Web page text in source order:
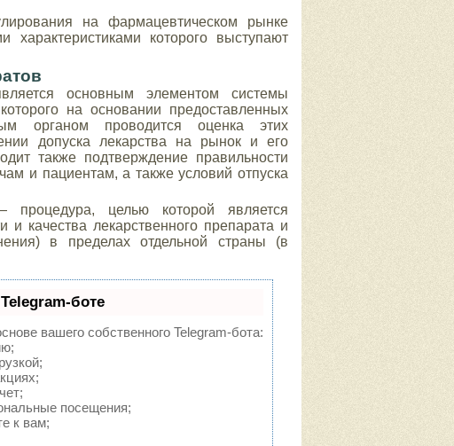
на фармацевтическом рынке
характеристиками которого выступают
основным элементом системы
на основании предоставленных
органом проводится оценка этих
допуска лекарства на рынок и его
также подтверждение правильности
и пациентам, а также условий отпуска
процедура, целью которой является
и качества лекарственного препарата и
в пределах отдельной страны (в
боте
вашего собственного Telegram-бота:
посещения;
к вам;